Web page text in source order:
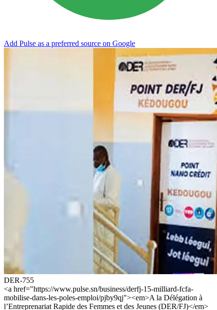
Add Pulse as a preferred source on Google
DER-755
<a href="https://www.pulse.sn/business/derfj-15-milliard-fcfa-
mobilise-dans-les-poles-emploi/pjby9qj"><em>A la Délégation à
l’Entreprenariat Rapide des Femmes et des Jeunes (DER/FJ)</em>